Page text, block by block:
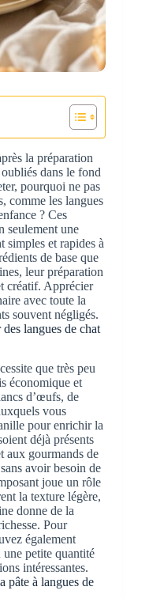
la préparation
dans le fond
pourquoi ne pas
comme les langues
? Ces
seulement une
simples et rapides à
de base que
leur préparation
créatif. Apprécier
avec toute la
souvent négligés.
langues de chat
que très peu
économique et
d’œufs, de
vous
pour enrichir la
déjà présents
aux gourmands de
avoir besoin de
joue un rôle
la texture légère,
donne de la
Pour
également
une petite quantité
intéressantes.
pâte à langues de